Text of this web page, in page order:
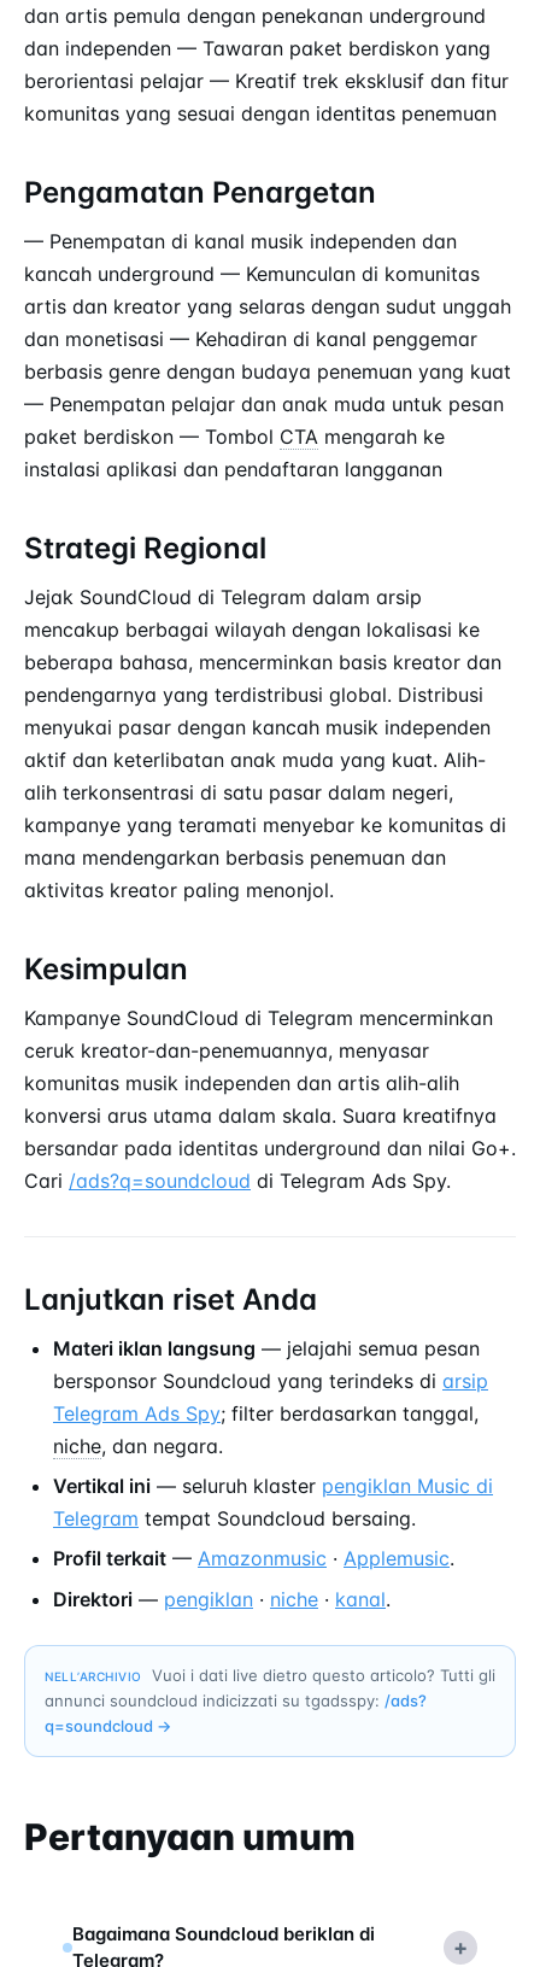
dan artis pemula dengan penekanan underground
dan independen — Tawaran paket berdiskon yang
berorientasi pelajar — Kreatif trek eksklusif dan fitur
komunitas yang sesuai dengan identitas penemuan
Pengamatan Penargetan
— Penempatan di kanal musik independen dan
kancah underground — Kemunculan di komunitas
artis dan kreator yang selaras dengan sudut unggah
dan monetisasi — Kehadiran di kanal penggemar
berbasis genre dengan budaya penemuan yang kuat
— Penempatan pelajar dan anak muda untuk pesan
paket berdiskon — Tombol CTA mengarah ke
instalasi aplikasi dan pendaftaran langganan
Strategi Regional
Jejak SoundCloud di Telegram dalam arsip
mencakup berbagai wilayah dengan lokalisasi ke
beberapa bahasa, mencerminkan basis kreator dan
pendengarnya yang terdistribusi global. Distribusi
menyukai pasar dengan kancah musik independen
aktif dan keterlibatan anak muda yang kuat. Alih-
alih terkonsentrasi di satu pasar dalam negeri,
kampanye yang teramati menyebar ke komunitas di
mana mendengarkan berbasis penemuan dan
aktivitas kreator paling menonjol.
Kesimpulan
Kampanye SoundCloud di Telegram mencerminkan
ceruk kreator-dan-penemuannya, menyasar
komunitas musik independen dan artis alih-alih
konversi arus utama dalam skala. Suara kreatifnya
bersandar pada identitas underground dan nilai Go+.
Cari /ads?q=soundcloud di Telegram Ads Spy.
Lanjutkan riset Anda
Materi iklan langsung — jelajahi semua pesan
bersponsor Soundcloud yang terindeks di arsip
Telegram Ads Spy; filter berdasarkan tanggal,
niche, dan negara.
Vertikal ini — seluruh klaster pengiklan Music di
Telegram tempat Soundcloud bersaing.
Profil terkait — Amazonmusic · Applemusic.
Direktori — pengiklan · niche · kanal.
NELL’ARCHIVIO
Vuoi i dati live dietro questo articolo? Tutti gli
annunci soundcloud indicizzati su tgadsspy: /ads?
q=soundcloud →
Pertanyaan umum
Bagaimana Soundcloud beriklan di
Telegram?
+